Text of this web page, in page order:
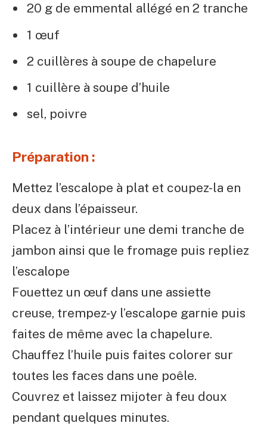
20 g de emmental allégé en 2 tranche
1 œuf
2 cuillères à soupe de chapelure
1 cuillère à soupe d’huile
sel, poivre
Préparation :
Mettez l’escalope à plat et coupez-la en
deux dans l’épaisseur.
Placez à l’intérieur une demi tranche de
jambon ainsi que le fromage puis repliez
l’escalope
Fouettez un œuf dans une assiette
creuse, trempez-y l’escalope garnie puis
faites de même avec la chapelure.
Chauffez l’huile puis faites colorer sur
toutes les faces dans une poêle.
Couvrez et laissez mijoter à feu doux
pendant quelques minutes.